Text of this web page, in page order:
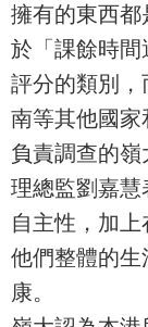
擁有的東西
於「課餘時
評分的類別
南等其他國家
負責調查的
理總監劉嘉
自主性，加
他們整體的
康。